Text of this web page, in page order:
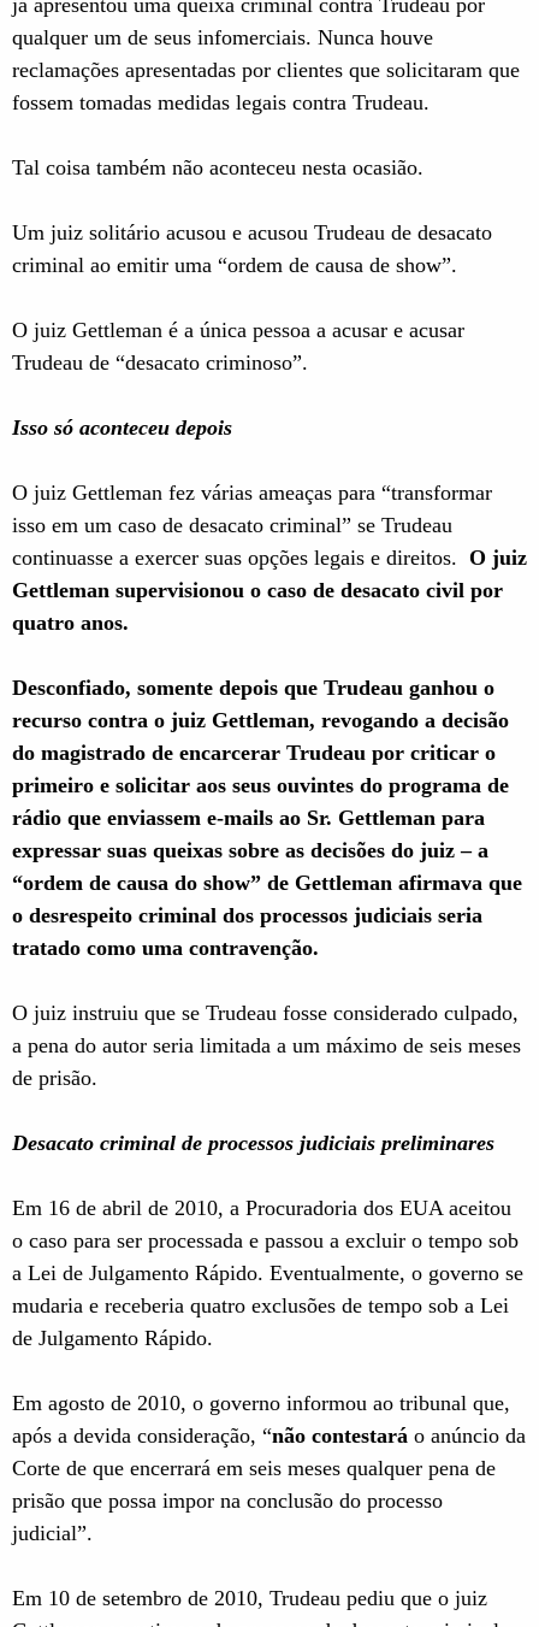
já apresentou uma queixa criminal contra Trudeau por
qualquer um de seus infomerciais. Nunca houve
reclamações apresentadas por clientes que solicitaram que
fossem tomadas medidas legais contra Trudeau.
Tal coisa também não aconteceu nesta ocasião.
Um juiz solitário acusou e acusou Trudeau de desacato
criminal ao emitir uma “ordem de causa de show”.
O juiz Gettleman é a única pessoa a acusar e acusar
Trudeau de “desacato criminoso”.
Isso só aconteceu depois
O juiz Gettleman fez várias ameaças para “transformar
isso em um caso de desacato criminal” se Trudeau
continuasse a exercer suas opções legais e direitos. O juiz
Gettleman supervisionou o caso de desacato civil por
quatro anos.
Desconfiado, somente depois que Trudeau ganhou o
recurso contra o juiz Gettleman, revogando a decisão
do magistrado de encarcerar Trudeau por criticar o
primeiro e solicitar aos seus ouvintes do programa de
rádio que enviassem e-mails ao Sr. Gettleman para
expressar suas queixas sobre as decisões do juiz – a
“ordem de causa do show” de Gettleman afirmava que
o desrespeito criminal dos processos judiciais seria
tratado como uma contravenção.
O juiz instruiu que se Trudeau fosse considerado culpado,
a pena do autor seria limitada a um máximo de seis meses
de prisão.
Desacato criminal de processos judiciais preliminares
Em 16 de abril de 2010, a Procuradoria dos EUA aceitou
o caso para ser processada e passou a excluir o tempo sob
a Lei de Julgamento Rápido. Eventualmente, o governo se
mudaria e receberia quatro exclusões de tempo sob a Lei
de Julgamento Rápido.
Em agosto de 2010, o governo informou ao tribunal que,
após a devida consideração, “não contestará o anúncio da
Corte de que encerrará em seis meses qualquer pena de
prisão que possa impor na conclusão do processo
judicial”.
Em 10 de setembro de 2010, Trudeau pediu que o juiz